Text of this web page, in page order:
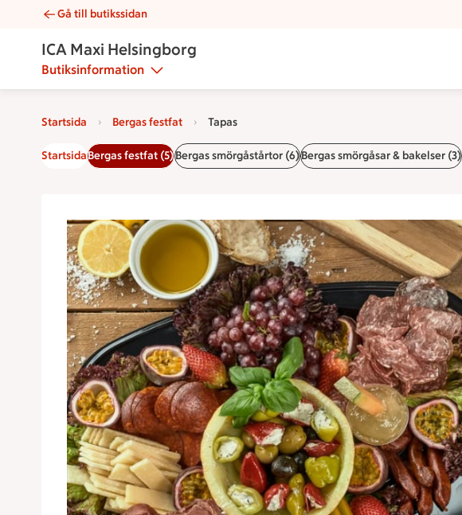
Tapas | Catering ICA Maxi Helsingborg
Gå till butikssidan
ICA Maxi Helsingborg
Butiksinformation
Startsida Bergas festfat Tapas
StartsidaBergas festfat (5)Bergas smörgåstårtor (6)Bergas smörgåsar & bakelser (3)